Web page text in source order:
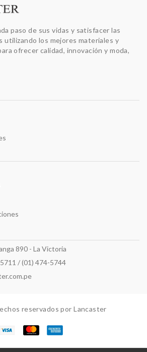
paso de sus vidas y satisfacer las
utilizando los mejores materiales y
ofrecer calidad, innovación y moda,
890 - La Victoria
/ (01) 474-5744
reservados por Lancaster